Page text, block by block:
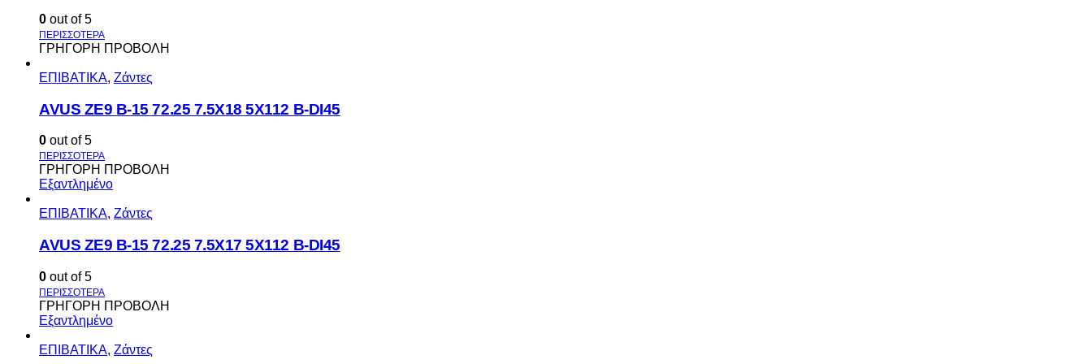
0 out of 5
ΓΡΗΓΟΡΗ ΠΡΟΒΟΛΗ
ΕΠΙΒΑΤΙΚΑ, Ζάντες
AVUS ΖΕ9 Β-15 72.25 7.5Χ18 5Χ112 Β-DI45
0 out of 5
ΓΡΗΓΟΡΗ ΠΡΟΒΟΛΗ
Εξαντλημένο
ΕΠΙΒΑΤΙΚΑ, Ζάντες
AVUS ΖΕ9 Β-15 72.25 7.5Χ17 5Χ112 Β-DI45
0 out of 5
ΓΡΗΓΟΡΗ ΠΡΟΒΟΛΗ
Εξαντλημένο
ΕΠΙΒΑΤΙΚΑ, Ζάντες